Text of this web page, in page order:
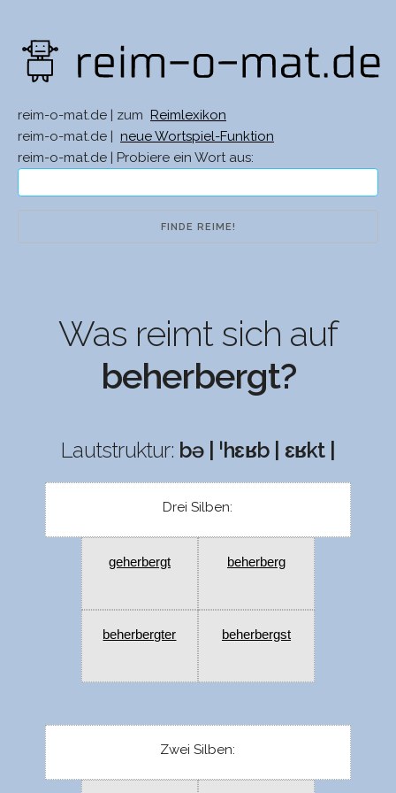
reim-o-mat.de | zum
Reimlexikon
reim-o-mat.de |
neue Wortspiel-Funktion
reim-o-mat.de | Probiere ein Wort aus:
Was reimt sich auf
beherbergt?
Lautstruktur: bə | ˈhɛʁb | ɛʁkt |
Drei Silben:
geherbergt beherberg
beherbergter beherbergst
Zwei Silben: